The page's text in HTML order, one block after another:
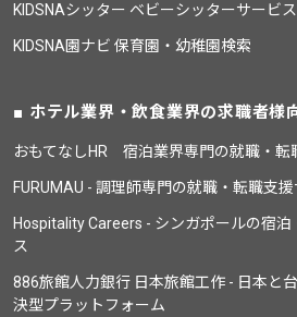
KIDSNAシッター ベビーシッターサービス
KIDSNA園ナビ 保育園・幼稚園検索
ホテル業界・飲食業界の求職者様
おもてなしHR 宿泊業界専門の就職・転
FURUMAU - 調理師専門の就職・転職支
Hospitality Careers - シンガポールの宿
ス
886旅館人力銀行 日本旅館工作 - 日本と
決型プラットフォーム